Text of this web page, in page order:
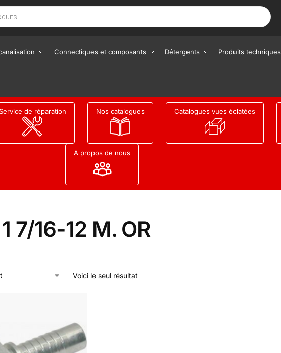
Connectiques et composants Détergents Produits techniques
de réparation Nos catalogues Catalogues vues éclatées
A propos de nous
7/16-12 M. OR
Voici le seul résultat